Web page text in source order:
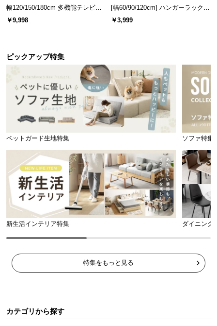
幅120/150/180cm 多機能テレビボ
ード 木目/石目調 オープン収納・
￥9,998
[幅60/90/120cm] ハンガーラック
スチール 4段階高さ調節 サイドフ
￥3,999
ピックアップ特集
ペットガード生地特集 ソファ特集
新生活インテリア特集 ダイニング
特集をもっと見る
カテゴリから探す